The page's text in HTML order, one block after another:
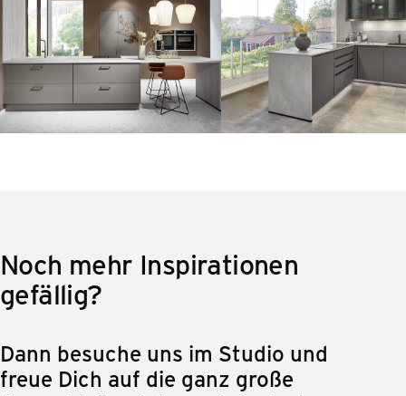
Noch mehr Inspirationen
gefällig?
Dann besuche uns im Studio und
freue Dich auf die ganz große